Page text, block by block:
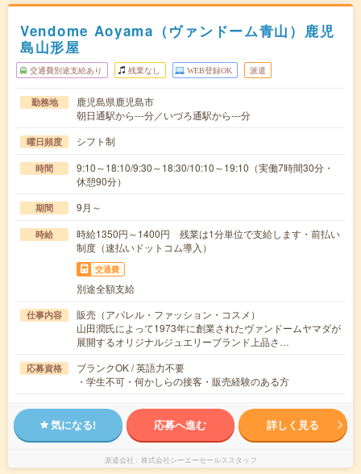
Vendome Aoyama（ヴァンドーム青山）鹿児
島山形屋
交通費別途支給あり 残業なし WEB登録OK 派遣
勤務地
鹿児島県鹿児島市
朝日通駅から---分／いづろ通駅から---分
曜日頻度 シフト制
時間
9:10～18:10/9:30～18:30/10:10～19:10（実働7時間30分・
休憩90分）
期間 9月～
時給
時給1350円～1400円 残業は1分単位で支給します・前払い
制度（速払いドットコム導入）
交通費
別途全額支給
仕事内容
販売（アパレル・ファッション・コスメ）
山田潤氏によって1973年に創業されたヴァンドームヤマダが
展開するオリジナルジュエリーブランド上品さ…
応募資格
ブランクOK / 英語力不要
・学生不可・何かしらの接客・販売経験のある方
気になる! 応募へ進む 詳しく見る
派遣会社 株式会社シーエーセールススタッフ